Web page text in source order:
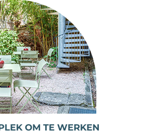
OM TE WERKEN